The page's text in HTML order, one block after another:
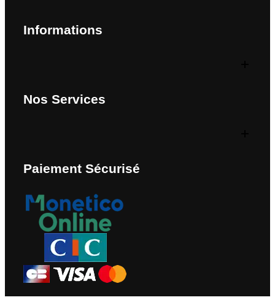
Informations
Nos Services
Paiement Sécurisé